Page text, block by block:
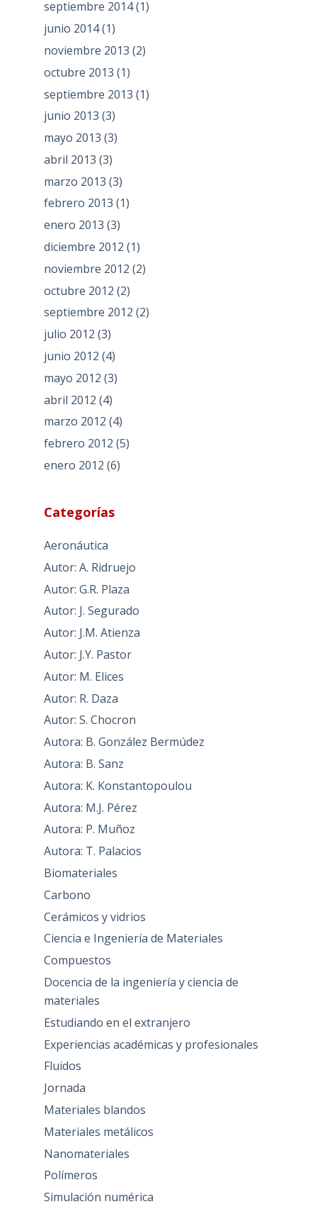
septiembre 2014(1)
junio 2014(1)
noviembre 2013 (2)
octubre 2013 (1)
septiembre 2013 (1)
junio 2013 (3)
mayo 2013 (3)
abril 2013 (3)
marzo 2013 (3)
febrero 2013 (1)
enero 2013 (3)
diciembre 2012 (1)
noviembre 2012 (2)
octubre 2012 (2)
septiembre 2012 (2)
julio 2012 (3)
junio 2012 (4)
mayo 2012 (3)
abril 2012 (4)
marzo 2012 (4)
febrero 2012 (5)
enero 2012 (6)
Categorías
Aeronáutica
Autor: A. Ridruejo
Autor: G.R. Plaza
Autor: J. Segurado
Autor: J.M. Atienza
Autor: J.Y. Pastor
Autor: M. Elices
Autor: R. Daza
Autor: S. Chocron
Autora: B. González Bermúdez
Autora: B. Sanz
Autora: K. Konstantopoulou
Autora: M.J. Pérez
Autora: P. Muñoz
Autora: T. Palacios
Biomateriales
Carbono
Cerámicos y vidrios
Ciencia e Ingeniería de Materiales
Compuestos
Docencia de la ingeniería y ciencia de
materiales
Estudiando en el extranjero
Experiencias académicas y profesionales
Fluidos
Jornada
Materiales blandos
Materiales metálicos
Nanomateriales
Polímeros
Simulación numérica